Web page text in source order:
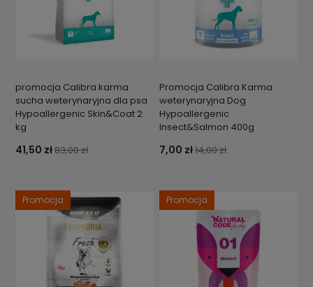
promocja Calibra karma
sucha weterynaryjna dla psa
Hypoallergenic Skin&Coat 2
kg
41,50 zł83,00 zł
Promocja Calibra Karma
weterynaryjna Dog
Hypoallergenic
Insect&Salmon 400g
7,00 zł14,00 zł
Promocja Promocja